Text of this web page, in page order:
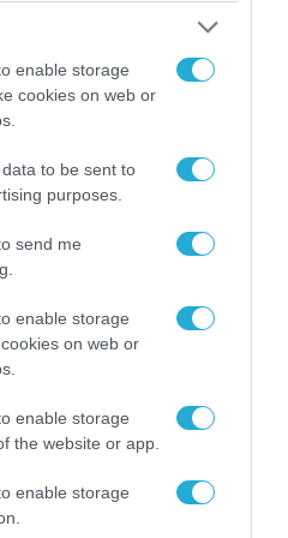
enable storage
cookies on web or
to be sent to
purposes.
send me
enable storage
on web or
enable storage
the website or app.
enable storage
προσπαθεί να τα
που γέλασε